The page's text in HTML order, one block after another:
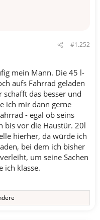
#1.252
mein Mann. Die 45 l-
aufs Fahrrad geladen
schafft das besser und
ich mir dann gerne
- egal ob seins
bis vor die Haustür. 20l
hierher, da würde ich
bei dem ich bisher
um seine Sachen
ich klasse.